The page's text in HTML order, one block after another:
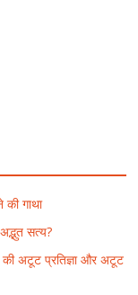
की गाथा
सत्य?
अटूट प्रतिज्ञा और अटूट